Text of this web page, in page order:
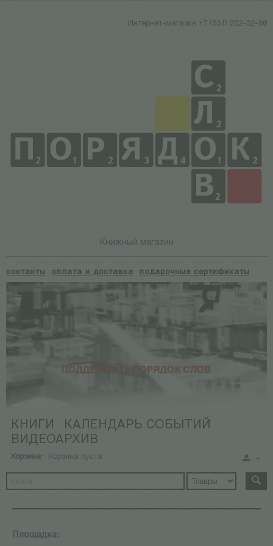
Интернет-магазин +7 (931) 252-92-60
Книжный магазин
контакты оплата и доставка подарочные сертификаты
КНИГИ
КАЛЕНДАРЬ СОБЫТИЙ
ВИДЕОАРХИВ
Корзина: Корзина пуста
Площадка: